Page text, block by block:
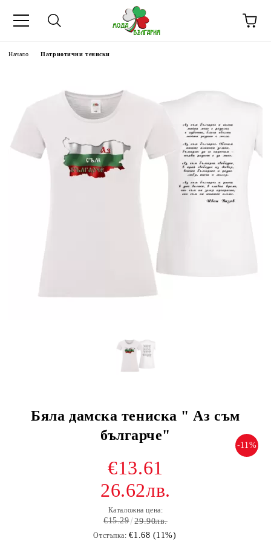
Начало Патриотични тениски
Бяла дамска тениска " Аз съм
българче"
-11%
€13.61
26.62лв.
Каталожна цена:
€15.29 29.90лв.
Отстъпка: €1.68 (11%)